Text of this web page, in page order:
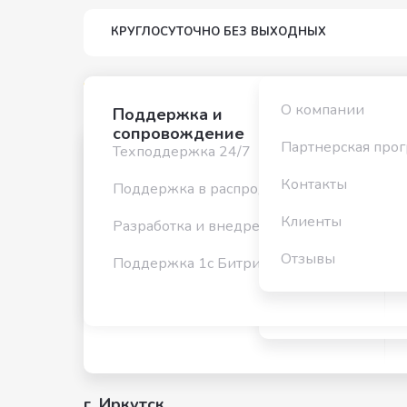
КРУГЛОСУТОЧНО БЕЗ ВЫХОДНЫХ
Техподдержка 24/7
Разработка и внедрение SRE
Поддержка в распродажи
Поддержка и
сопровождение
Клиенты
Контакты
Партнерская
О компании
Техподдержка 24/7
Разработка и внедрение SRE
Поддержка 1с Битрикс проектов
Поддержка в распродажи
Поддержка и
сопровождение
Отзывы
Клиенты
Контакты
Партнерская
О компании
Главная / Оферта
Оферта об